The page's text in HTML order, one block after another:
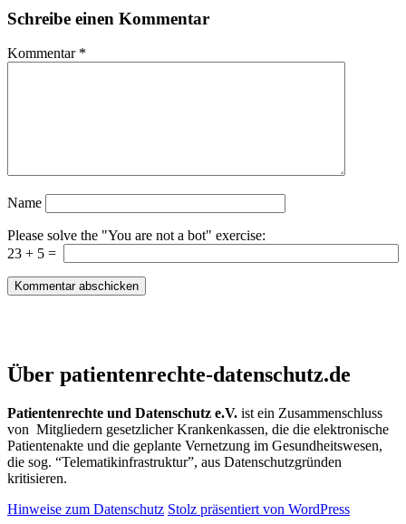
Schreibe einen Kommentar
Kommentar *
Name
Please solve the "You are not a bot" exercise:
23 + 5 =
Patientenrechte und Datenschutz e.V.
Über patientenrechte-datenschutz.de
Patientenrechte und Datenschutz e.V. ist ein Zusammenschluss
von Mitgliedern gesetzlicher Krankenkassen, die die elektronische
Patientenakte und die geplante Vernetzung im Gesundheitswesen,
die sog. “Telematikinfrastruktur”, aus Datenschutzgründen
kritisieren.
Hinweise zum Datenschutz Stolz präsentiert von WordPress